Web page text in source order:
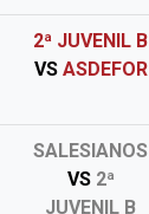
2ª JUVENIL B
VSASDEFOR
SALESIANOS
VS2ª
JUVENIL B